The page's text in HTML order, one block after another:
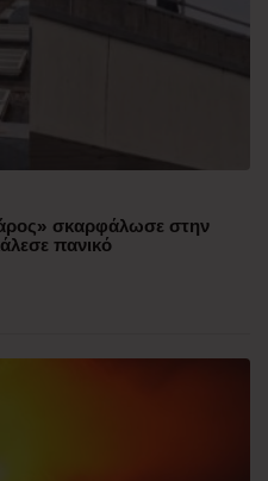
σκαρφάλωσε στην
πανικό